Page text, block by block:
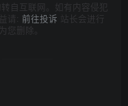
自互联网。如有内容侵犯
请: 前往投诉 站长会进行
删除。